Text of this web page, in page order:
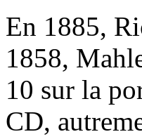
En 1885,
1858,
10 sur la
CD,